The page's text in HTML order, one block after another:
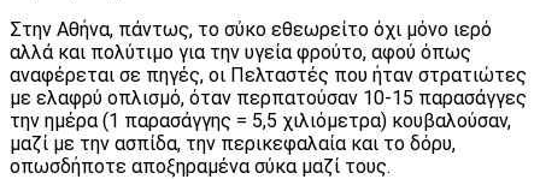
Στην Αθήνα, πάντως, το σύκο εθεωρείτο όχι μόνο ιερό
αλλά και πολύτιμο για την υγεία φρούτο, αφού όπως
αναφέρεται σε πηγές, οι Πελταστές που ήταν στρατιώτες
με ελαφρύ οπλισμό, όταν περπατούσαν 10-15 παρασάγγες
την ημέρα (1 παρασάγγης = 5,5 χιλιόμε­τρα) κουβαλούσαν,
μαζί με την ασπίδα, την περικεφαλαία και το δόρυ,
οπωσδήποτε αποξηραμένα σύκα μαζί τους.